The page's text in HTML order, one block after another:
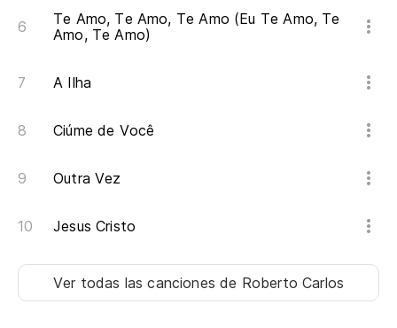
Te Amo, Te Amo, Te Amo (Eu Te Amo, Te
Amo, Te Amo)
A Ilha
Ciúme de Você
Outra Vez
Jesus Cristo
Ver todas las cancionesde Roberto Carlos